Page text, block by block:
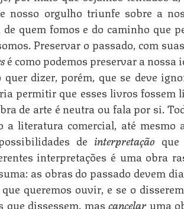
nosso orgulho triunfe sobre a
quem fomos e do caminho que
Preservar o passado, com
é como podemos preservar a nossa
dizer, porém, que se deve
permitir que esses livros fossem
de arte é neutra ou fala por si.
a literatura comercial, até
de interpretação
interpretações é uma obra
as obras do passado devem
queremos ouvir, e se o
que dissessem, mascancelaruma